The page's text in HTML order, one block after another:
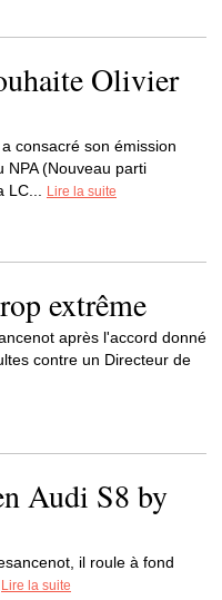
Olivier
consacré son émission
NPA (Nouveau parti
LC...
Lire la suite
extrême
après l'accord donné
contre un Directeur de
Audi S8 by
il roule à fond
Lire la suite